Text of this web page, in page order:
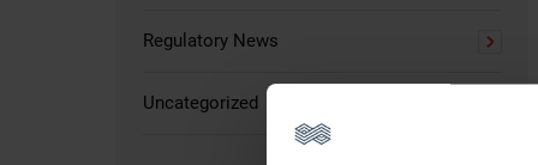
Regulatory News
Uncategorized